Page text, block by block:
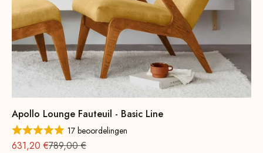
Apollo Lounge Fauteuil - Basic Line
17 beoordelingen
Aanbieding vanaf
631,20 €Normale
789,00 €